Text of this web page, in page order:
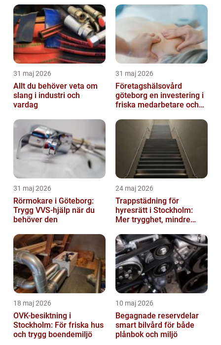
31 maj 2026
Allt du behöver veta om
slang i industri och
vardag
31 maj 2026
Företagshälsovård
göteborg en investering i
friska medarbetare och
31 maj 2026
Rörmokare i Göteborg:
Trygg VVS-hjälp när du
behöver den
24 maj 2026
Trappstädning för
hyresrätt i Stockholm:
Mer trygghet, mindre
18 maj 2026
OVK-besiktning i
Stockholm: För friska hus
och trygg boendemiljö
10 maj 2026
Begagnade reservdelar
smart bilvård för både
plånbok och miljö